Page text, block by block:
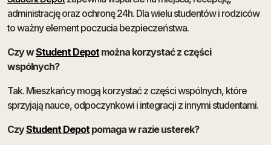
administrację oraz ochronę 24h. Dla wielu studentów i rodziców
to ważny element poczucia bezpieczeństwa.
Czy wStudent Depot można korzystać z części
wspólnych?
Tak. Mieszkańcy mogą korzystać z części wspólnych, które
sprzyjają nauce, odpoczynkowi i integracji z innymi studentami.
CzyStudent Depot pomaga w razie usterek?